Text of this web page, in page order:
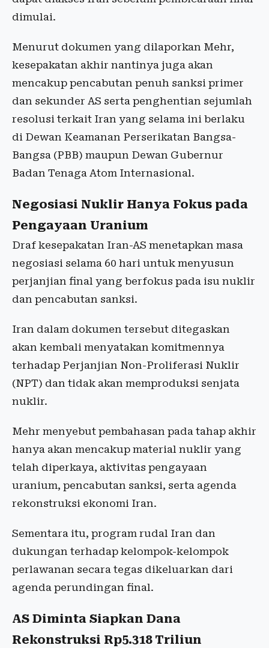
dimulai.
Menurut dokumen yang dilaporkan Mehr,
kesepakatan akhir nantinya juga akan
mencakup pencabutan penuh sanksi primer
dan sekunder AS serta penghentian sejumlah
resolusi terkait Iran yang selama ini berlaku
di Dewan Keamanan Perserikatan Bangsa-
Bangsa (PBB) maupun Dewan Gubernur
Badan Tenaga Atom Internasional.
Negosiasi Nuklir Hanya Fokus pada
Pengayaan Uranium
Draf kesepakatan Iran-AS menetapkan masa
negosiasi selama 60 hari untuk menyusun
perjanjian final yang berfokus pada isu nuklir
dan pencabutan sanksi.
Iran dalam dokumen tersebut ditegaskan
akan kembali menyatakan komitmennya
terhadap Perjanjian Non-Proliferasi Nuklir
(NPT) dan tidak akan memproduksi senjata
nuklir.
Mehr menyebut pembahasan pada tahap akhir
hanya akan mencakup material nuklir yang
telah diperkaya, aktivitas pengayaan
uranium, pencabutan sanksi, serta agenda
rekonstruksi ekonomi Iran.
Sementara itu, program rudal Iran dan
dukungan terhadap kelompok-kelompok
perlawanan secara tegas dikeluarkan dari
agenda perundingan final.
AS Diminta Siapkan Dana
Rekonstruksi Rp5.318 Triliun